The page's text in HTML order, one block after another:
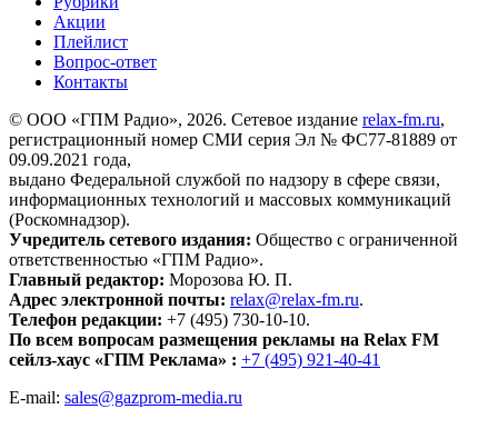
Акции
Плейлист
Вопрос-ответ
Контакты
© ООО «ГПМ Радио», 2026. Сетевое издание relax-fm.ru,
регистрационный номер СМИ серия Эл № ФС77-81889 от
09.09.2021 года,
выдано Федеральной службой по надзору в сфере связи,
информационных технологий и массовых коммуникаций
(Роскомнадзор).
Учредитель сетевого издания: Общество с ограниченной
ответственностью «ГПМ Радио».
Главный редактор: Морозова Ю. П.
Адрес электронной почты: relax@relax-fm.ru.
Телефон редакции: +7 (495) 730-10-10.
По всем вопросам размещения рекламы на Relax FM
сейлз-хаус «ГПМ Реклама» : +7 (495) 921-40-41
E-mail: sales@gazprom-media.ru